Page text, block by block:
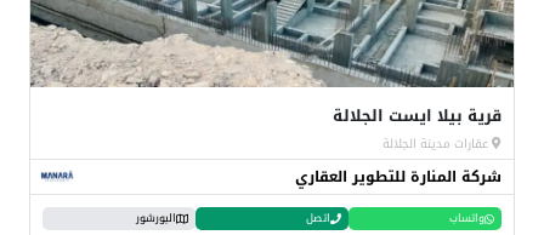
قرية بيلا ايست الجلالة
عقارات مدينة الجلالة
شركة المنارة للتطوير العقاري
واتساب اتصل البورشور